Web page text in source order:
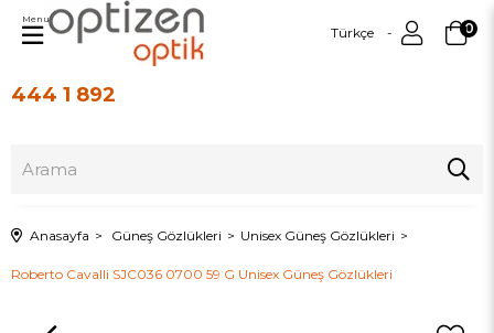
444 1 892
Türkçe 0
Menu
Anasayfa Güneş Gözlükleri Unisex Güneş Gözlükleri
Roberto Cavalli SJC036 0700 59 G Unisex Güneş Gözlükleri